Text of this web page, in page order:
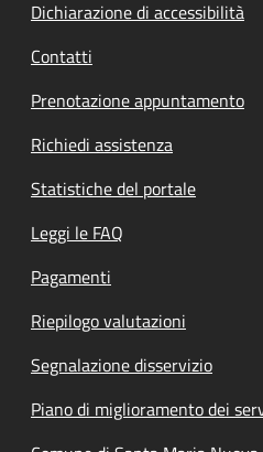
Dichiarazione di accessibilità
Contatti
Prenotazione appuntamento
Richiedi assistenza
Statistiche del portale
Leggi le FAQ
Pagamenti
Riepilogo valutazioni
Segnalazione disservizio
Piano di miglioramento dei